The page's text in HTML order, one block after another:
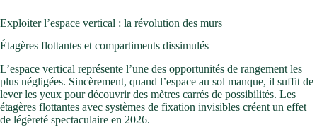
Exploiter l’espace vertical : la révolution des murs
Étagères flottantes et compartiments dissimulés
L’espace vertical représente l’une des opportunités de rangement les
plus négligées. Sincèrement, quand l’espace au sol manque, il suffit de
lever les yeux pour découvrir des mètres carrés de possibilités. Les
étagères flottantes avec systèmes de fixation invisibles créent un effet
de légèreté spectaculaire en 2026.